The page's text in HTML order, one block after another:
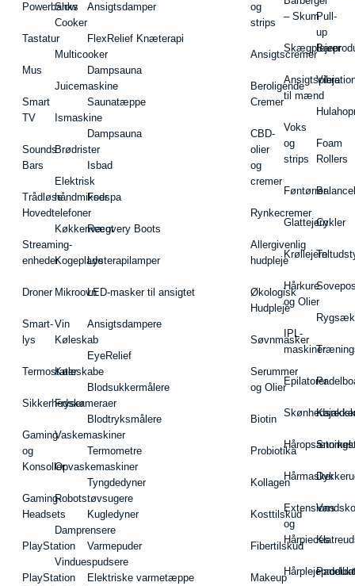
Powerbanks
Tastatur
Mus
Smart
TV
Sounds
Bars
Trådløse
Hovedtelefoner
Streaming-
enheder
Droner
Smart-
lys
Termostater
Sikkerhedskameraer
Gaming
og
Konsoller
Gaming-
Headsets
PlayStation
PlayStation
Slow
Cooker
Multicooker
Juicemaskine
Ismaskine
Brødrister
Elektrisk
håndmikser
Køkkenvægt
Kogeplade
Mikroovn
Vin
Køleskab
Køleskabe
Fryser
Vaskemaskiner
Opvaskemaskiner
Robotstøvsugere
Damprensere
Vinduespudsere
Ansigtsdamper
FlexRelief Knæterapi
Dampsauna
Saunatæppe
Dampsauna
Isbad
Fodspa
Recovery Boots
Lysterapilamper
LED-masker til ansigtet
Ansigtsdampere
EyeRelief
Blodsukkermålere
Blodtryksmålere
Termometre
Tyngdedyner
Kugledyner
Varmepuder
Elektriske varmetæppe
og
strips
Ansigtscremer
Beroligende
Cremer
CBD-
olier
og
cremer
Rynkecremer
Allergivenlig
hudpleje
Økologisk
Hudpleje
Søvnmasker
Serummer
og Olier
Biotin
Probiotika
Kollagen
Kosttilskud
Fibertilskud
Makeup
– Skum
Ansigtspleje
til mænd
Voks
og
strips
Føntørrer
Glattejern
Krøllejern
Hårkure
og Olier
IPL-
maskiner
Epilatorer
Hårmasker
Extensions
og
Hårpieces
Pull-
up
Barer
Foam
Rollers
Cykler
Vandsko